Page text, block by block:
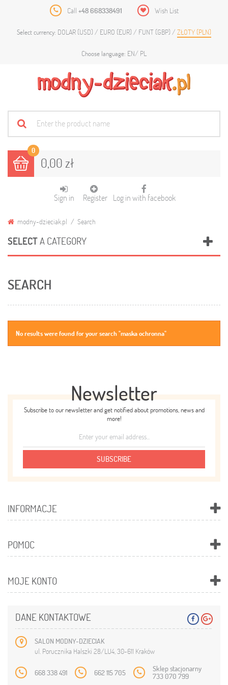
Call +48 668338491 Wish List
Select currency: DOLAR (USD) EURO (EUR) FUNT (GBP) ZŁOTY (PLN)
Choose language: EN PL
0
0,00 zł
Sign in Register Log in with facebook
modny-dzieciak.pl Search
SELECTA CATEGORY
SEARCH
No results were found for your search "maska ochronna"
Newsletter
Subscribe to our newsletter and get notified about promotions, news and
more!
SUBSCRIBE
INFORMACJE
POMOC
MOJE KONTO
DANE KONTAKTOWE
SALON MODNY-DZIECIAK
ul. Porucznika Halszki 28/LU4, 30-611 Kraków
668 338 491 662 115 705 Sklep stacjonarny
733 070 799